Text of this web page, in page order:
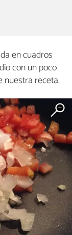
en cuadros
con un poco
nuestra receta.